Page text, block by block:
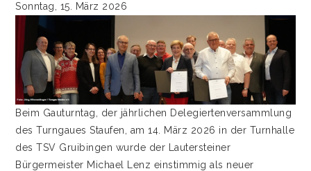
Sonntag, 15. März 2026
Beim Gauturntag, der jährlichen Delegiertenversammlung
des Turngaues Staufen, am 14. März 2026 in der Turnhalle
des TSV Gruibingen wurde der Lautersteiner
Bürgermeister Michael Lenz einstimmig als neuer